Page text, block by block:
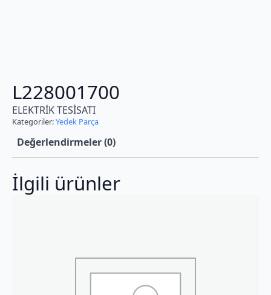
L228001700
ELEKTRİK TESİSATI
Kategoriler:Yedek Parça
Değerlendirmeler (0)
İlgili ürünler